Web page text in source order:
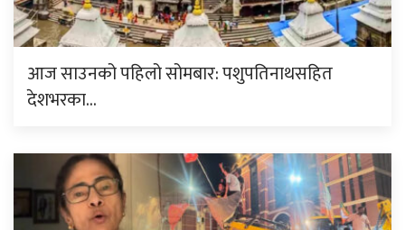
आज साउनको पहिलो सोमबार: पशुपतिनाथसहित
देशभरका…